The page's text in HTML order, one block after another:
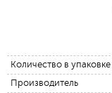
Количество в упаковке
Производитель